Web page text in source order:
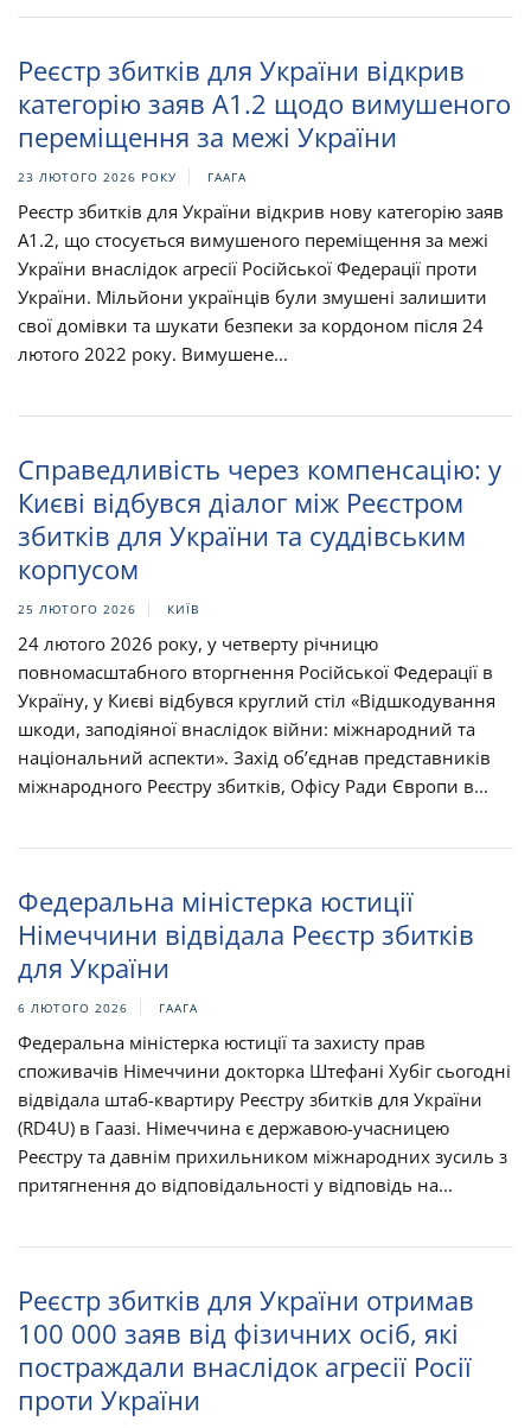
Реєстр збитків для України відкрив
категорію заяв A1.2 щодо вимушеного
переміщення за межі України
23 ЛЮТОГО 2026 РОКУ ГААГА
Реєстр збитків для України відкрив нову категорію заяв
A1.2, що стосується вимушеного переміщення за межі
України внаслідок агресії Російської Федерації проти
України. Мільйони українців були змушені залишити
свої домівки та шукати безпеки за кордоном після 24
лютого 2022 року. Вимушене...
Справедливість через компенсацію: у
Києві відбувся діалог між Реєстром
збитків для України та суддівським
корпусом​​
25 ЛЮТОГО 2026 КИЇВ
24 лютого 2026 року, у четверту річницю
повномасштабного вторгнення Російської Федерації в
Україну, у Києві відбувся круглий стіл «Відшкодування
шкоди, заподіяної внаслідок війни: міжнародний та
національний аспекти». Захід об’єднав представників
міжнародного Реєстру збитків, Офісу Ради Європи в...
Федеральна міністерка юстиції
Німеччини відвідала Реєстр збитків
для України
6 ЛЮТОГО 2026 ГААГА
Федеральна міністерка юстиції та захисту прав
споживачів Німеччини докторка Штефані Хубіг сьогодні
відвідала штаб-квартиру Реєстру збитків для України
(RD4U) в Гаазі. Німеччина є державою-учасницею
Реєстру та давнім прихильником міжнародних зусиль з
притягнення до відповідальності у відповідь на...
Реєстр збитків для України отримав
100 000 заяв від фізичних осіб, які
постраждали внаслідок агресії Росії
проти України